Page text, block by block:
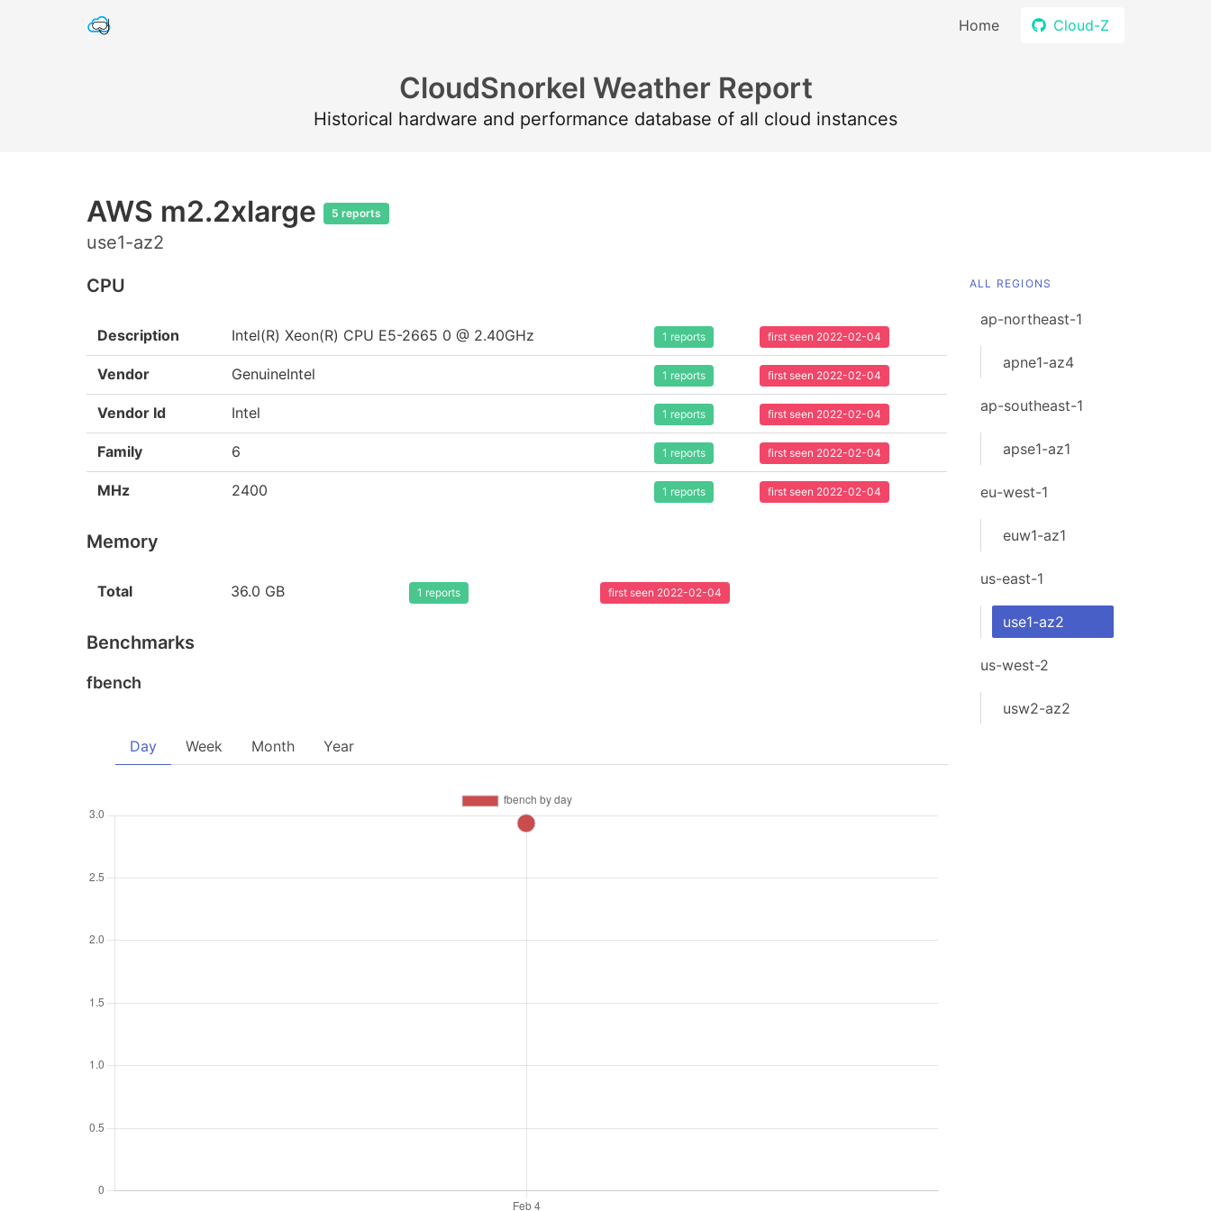
Home Cloud-Z
CloudSnorkel Weather Report
Historical hardware and performance database of all cloud instances
AWS m2.2xlarge 5 reports
use1-az2
CPU
Description Intel(R) Xeon(R) CPU E5-2665 0 @ 2.40GHz 1 reports first seen 2022-02-04
Vendor GenuineIntel 1 reports first seen 2022-02-04
Vendor Id Intel 1 reports first seen 2022-02-04
Family 6 1 reports first seen 2022-02-04
MHz 2400 1 reports first seen 2022-02-04
Memory
Total 36.0 GB 1 reports first seen 2022-02-04
Benchmarks
fbench
Day Week Month Year
ALL REGIONS
ap-northeast-1
apne1-az4
ap-southeast-1
apse1-az1
eu-west-1
euw1-az1
us-east-1
use1-az2
us-west-2
usw2-az2